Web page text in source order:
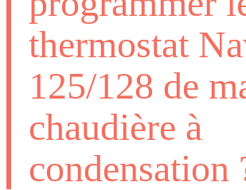
thermostat
125/128 de
chaudière à
condensation